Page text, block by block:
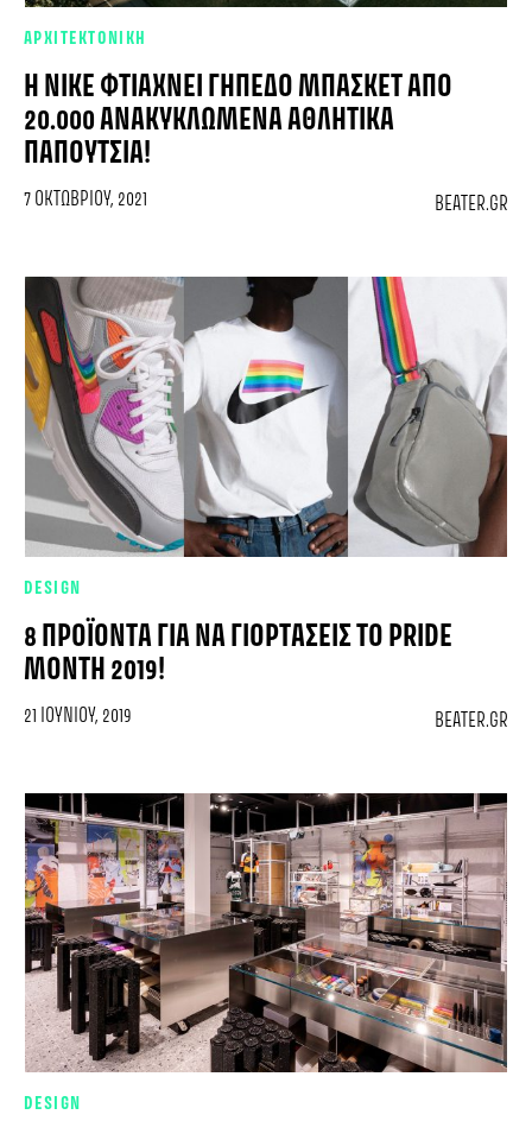
ΑΡΧΙΤΕΚΤΟΝΙΚΗ
H NIKE ΦΤΙΆΧΝΕΙ ΓΉΠΕΔΟ ΜΠΆΣΚΕΤ ΑΠΌ
20.000 ΑΝΑΚΥΚΛΩΜΈΝΑ ΑΘΛΗΤΙΚΆ
ΠΑΠΟΎΤΣΙΑ!
7 ΟΚΤΩΒΡΊΟΥ, 2021 BEATER.GR
DESIGN
8 ΠΡΟΪΌΝΤΑ ΓΙΑ ΝΑ ΓΙΟΡΤΆΣΕΙΣ ΤΟ PRIDE
MONTH 2019!
21 ΙΟΥΝΊΟΥ, 2019 BEATER.GR
DESIGN